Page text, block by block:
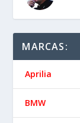
MARCAS:
Aprilia
BMW